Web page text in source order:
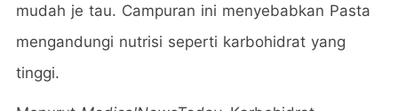
mudah je tau. Campuran ini menyebabkan Pasta
mengandungi nutrisi seperti karbohidrat yang
tinggi.